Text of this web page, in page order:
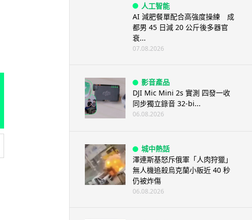
人工智能
AI 減肥餐單配合高強度操練 成
都男 45 日減 20 公斤後多器官
衰...
07.08.2026
影音產品
DJI Mic Mini 2s 實測 四發一收
同步獨立錄音 32-bi...
06.08.2026
城中熱話
澤連斯基怒斥俄軍「人肉狩獵」
無人機追殺烏克蘭小販近 40 秒
仍被炸傷
06.08.2026